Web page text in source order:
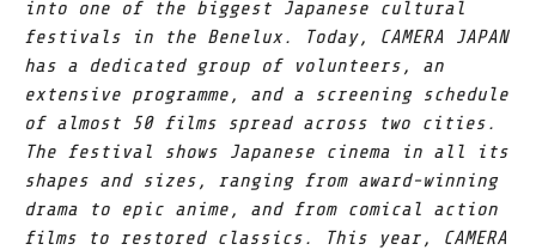
into one of the biggest Japanese cultural
festivals in the Benelux. Today, CAMERA JAPAN
has a dedicated group of volunteers, an
extensive programme, and a screening schedule
of almost 50 films spread across two cities.
The festival shows Japanese cinema in all its
shapes and sizes, ranging from award-winning
drama to epic anime, and from comical action
films to restored classics. This year, CAMERA